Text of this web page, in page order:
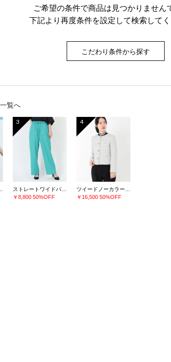
ご希望の条件で商品は見つかりません
下記より再度条件を設定して検索してく
こだわり条件から探す
覧へ
3
￥8,800 50%OFF
4
￥16,500 50%OFF